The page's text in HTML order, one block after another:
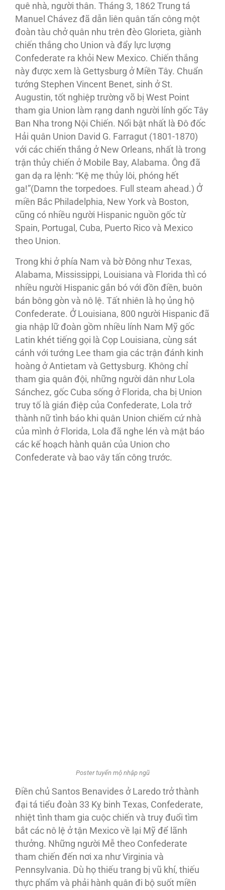
quê nhà, người thân. Tháng 3, 1862 Trung tá
Manuel Chávez đã dẫn liên quân tấn công một
đoàn tàu chở quân nhu trên đèo Glorieta, giành
chiến thắng cho Union và đẩy lực lượng
Confederate ra khỏi New Mexico. Chiến thắng
này được xem là Gettysburg ở Miền Tây. Chuẩn
tướng Stephen Vincent Benet, sinh ở St.
Augustin, tốt nghiệp trường võ bị West Point
tham gia Union làm rạng danh người lính gốc Tây
Ban Nha trong Nội Chiến. Nổi bật nhất là Ðô đốc
Hải quân Union David G. Farragut (1801-1870)
với các chiến thắng ở New Orleans, nhất là trong
trận thủy chiến ở Mobile Bay, Alabama. Ông đã
gan dạ ra lệnh: “Kệ mẹ thủy lôi, phóng hết
ga!”(Damn the torpedoes. Full steam ahead.) Ở
miền Bắc Philadelphia, New York và Boston,
cũng có nhiều người Hispanic nguồn gốc từ
Spain, Portugal, Cuba, Puerto Rico và Mexico
theo Union.
Trong khi ở phía Nam và bờ Ðông như Texas,
Alabama, Mississippi, Louisiana và Florida thì có
nhiều người Hispanic gắn bó với đồn điền, buôn
bán bông gòn và nô lệ. Tất nhiên là họ ủng hộ
Confederate. Ở Louisiana, 800 người Hispanic đã
gia nhập lữ đoàn gồm nhiều lính Nam Mỹ gốc
Latin khét tiếng gọi là Cọp Louisiana, cùng sát
cánh với tướng Lee tham gia các trận đánh kinh
hoàng ở Antietam và Gettysburg. Không chỉ
tham gia quân đội, những người dân như Lola
Sánchez, gốc Cuba sống ở Florida, cha bị Union
truy tố là gián điệp của Confederate, Lola trở
thành nữ tình báo khi quân Union chiếm cứ nhà
của mình ở Florida, Lola đã nghe lén và mật báo
các kế hoạch hành quân của Union cho
Confederate và bao vây tấn công trước.
Poster tuyển mộ nhập ngũ
Ðiền chủ Santos Benavides ở Laredo trở thành
đại tá tiểu đoàn 33 Kỵ binh Texas, Confederate,
nhiệt tình tham gia cuộc chiến và truy đuổi tìm
bắt các nô lệ ở tận Mexico về lại Mỹ để lãnh
thưởng. Những người Mễ theo Confederate
tham chiến đến nơi xa như Virginia và
Pennsylvania. Dù họ thiếu trang bị vũ khí, thiếu
thực phẩm và phải hành quân đi bộ suốt miền